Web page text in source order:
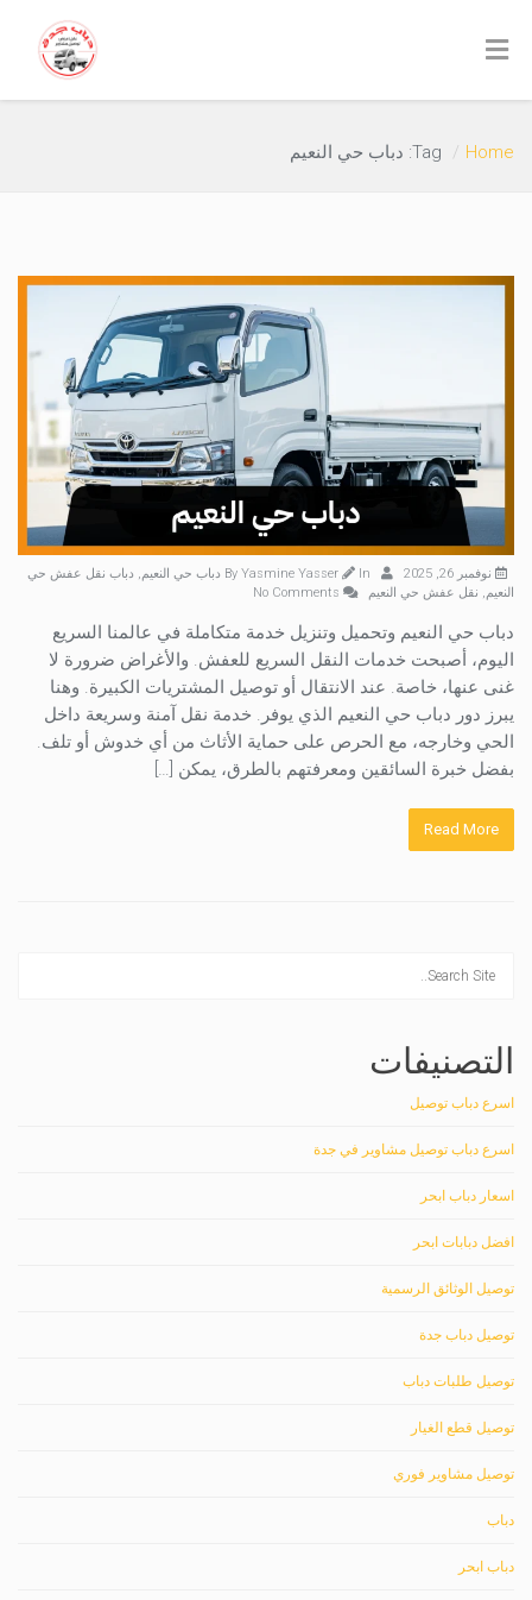
Home Tag: دباب حي النعيم
نوفمبر 26, 2025 Yasmine Yasser In دباب حي النعيم, دباب نقل عفش حي
النعيم, نقل عفش حي النعيم
دباب حي النعيم وتحميل وتنزيل خدمة متكاملة في عالمنا السريع
اليوم، أصبحت خدمات النقل السريع للعفش. والأغراض ضرورة لا
غنى عنها، خاصة. عند الانتقال أو توصيل المشتريات الكبيرة. وهنا
يبرز دور دباب حي النعيم الذي يوفر. خدمة نقل آمنة وسريعة داخل
الحي وخارجه، مع الحرص على حماية الأثاث من أي خدوش أو تلف.
بفضل خبرة السائقين ومعرفتهم بالطرق، يمكن […]
Read More
التصنيفات
اسرع دباب توصيل
اسرع دباب توصيل مشاوير في جدة
اسعار دباب ابحر
افضل دبابات ابحر
توصيل الوثائق الرسمية
توصيل دباب جدة
توصيل طلبات دباب
توصيل قطع الغيار
توصيل مشاوير فوري
دباب
دباب ابحر